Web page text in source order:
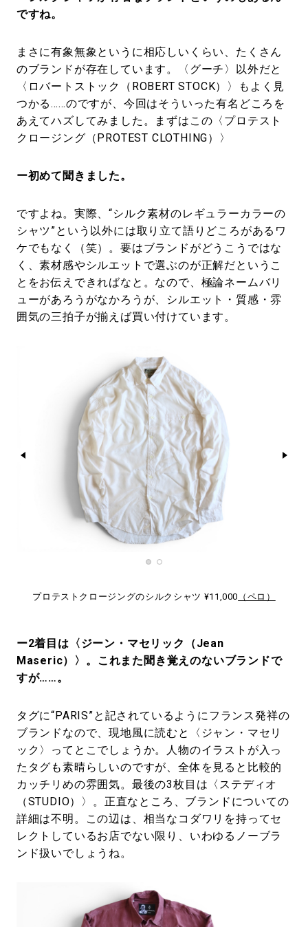
ですね。
まさに有象無象というに相応しいくらい、たくさん
のブランドが存在しています。〈グーチ〉以外だと
〈ロバートストック（ROBERT STOCK）〉もよく見
つかる……のですが、今回はそういった有名どころを
あえてハズしてみました。まずはこの〈プロテスト
クロージング（PROTEST CLOTHING）〉
ー初めて聞きました。
ですよね。実際、“シルク素材のレギュラーカラーの
シャツ”という以外には取り立て語りどころがあるワ
ケでもなく（笑）。要はブランドがどうこうではな
く、素材感やシルエットで選ぶのが正解だというこ
とをお伝えできればなと。なので、極論ネームバリ
ューがあろうがなかろうが、シルエット・質感・雰
囲気の三拍子が揃えば買い付けています。
プロテストクロージングのシルクシャツ ¥11,000 （ペロ）
ー2着目は〈ジーン・マセリック（Jean
Maseric）〉。これまた聞き覚えのないブランドで
すが……。
タグに“PARIS”と記されているようにフランス発祥の
ブランドなので、現地風に読むと〈ジャン・マセリ
ック〉ってとこでしょうか。人物のイラストが入っ
たタグも素晴らしいのですが、全体を見ると比較的
カッチリめの雰囲気。最後の3枚目は〈ステディオ
（STUDIO）〉。正直なところ、ブランドについての
詳細は不明。この辺は、相当なコダワリを持ってセ
レクトしているお店でない限り、いわゆるノーブラ
ンド扱いでしょうね。